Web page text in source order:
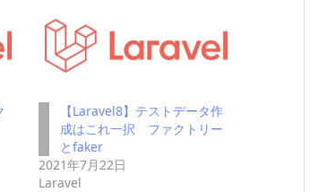
【Laravel8】テストデータ作
成はこれ一択 ファクトリー
とfaker
2021年7月22日
Laravel